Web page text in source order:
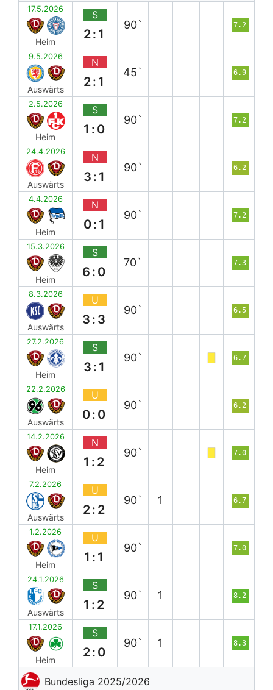
17.5.2026
Heim
S
2:1
90` 7.2
9.5.2026
Auswärts
N
2:1
45` 6.9
2.5.2026
Heim
S
1:0
90` 7.2
24.4.2026
Auswärts
N
3:1
90` 6.2
4.4.2026
Heim
N
0:1
90` 7.2
15.3.2026
Heim
S
6:0
70` 7.3
8.3.2026
Auswärts
U
3:3
90` 6.5
27.2.2026
Heim
S
3:1
90` 6.7
22.2.2026
Auswärts
U
0:0
90` 6.2
14.2.2026
Heim
N
1:2
90` 7.0
7.2.2026
Auswärts
U
2:2
90` 1 6.7
1.2.2026
Heim
U
1:1
90` 7.0
24.1.2026
Auswärts
S
1:2
90` 1 8.2
17.1.2026
Heim
S
2:0
90` 1 8.3
Bundesliga 2025/2026